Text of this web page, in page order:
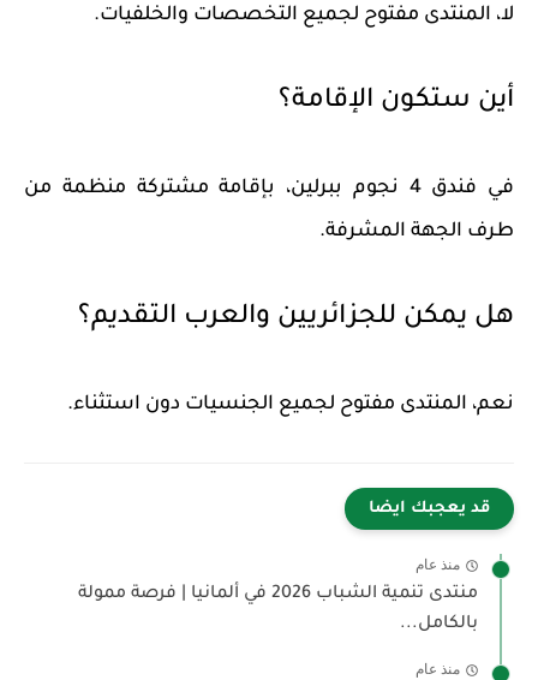
لا، المنتدى مفتوح لجميع التخصصات والخلفيات.
أين ستكون الإقامة؟
في فندق 4 نجوم ببرلين، بإقامة مشتركة منظمة من
طرف الجهة المشرفة.
هل يمكن للجزائريين والعرب التقديم؟
نعم، المنتدى مفتوح لجميع الجنسيات دون استثناء.
قد يعجبك ايضا
منذ عام
منتدى تنمية الشباب 2026 في ألمانيا | فرصة ممولة
بالكامل...
منذ عام